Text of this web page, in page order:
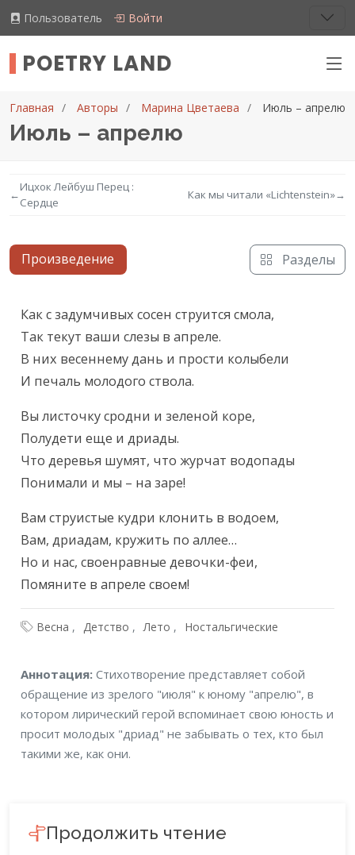
Пользователь Войти
POETRY LAND
Главная Авторы Марина Цветаева Июль – апрелю
Июль – апрелю
←
Ицхок Лейбуш Перец :
Сердце
Как мы читали «Lichtenstein»→
Произведение Разделы
Текст произведения
Как с задумчивых сосен струится смола,
Так текут ваши слезы в апреле.
В них весеннему дань и прости колыбели
И печаль молодого ствола.
Вы листочку сродни и зеленой коре,
Полудети еще и дриады.
Что деревья шумят, что журчат водопады
Понимали и мы – на заре!
Вам струистые кудри клонить в водоем,
Вам, дриадам, кружить по аллее…
Но и нас, своенравные девочки-феи,
Помяните в апреле своем!
Весна Детство Лето Ностальгические
Аннотация
Аннотация:Стихотворение представляет собой
обращение из зрелого "июля" к юному "апрелю", в
котором лирический герой вспоминает свою юность и
просит молодых "дриад" не забывать о тех, кто был
такими же, как они.
Продолжить чтение